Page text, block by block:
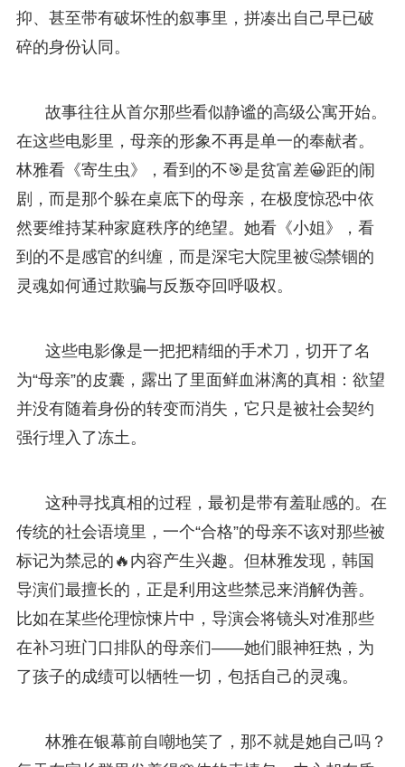
抑、甚至带有破坏性的叙事里，拼凑出自己早已破
碎的身份认同。
故事往往从首尔那些看似静谧的高级公寓开始。
在这些电影里，母亲的形象不再是单一的奉献者。
林雅看《寄生虫》，看到的不🎯是贫富差😀距的闹
剧，而是那个躲在桌底下的母亲，在极度惊恐中依
然要维持某种家庭秩序的绝望。她看《小姐》，看
到的不是感官的纠缠，而是深宅大院里被🤔禁锢的
灵魂如何通过欺骗与反叛夺回呼吸权。
这些电影像是一把把精细的手术刀，切开了名
为“母亲”的皮囊，露出了里面鲜血淋漓的真相：欲望
并没有随着身份的转变而消失，它只是被社会契约
强行埋入了冻土。
这种寻找真相的过程，最初是带有羞耻感的。在
传统的社会语境里，一个“合格”的母亲不该对那些被
标记为禁忌的🔥内容产生兴趣。但林雅发现，韩国
导演们最擅长的，正是利用这些禁忌来消解伪善。
比如在某些伦理惊悚片中，导演会将镜头对准那些
在补习班门口排队的母亲们——她们眼神狂热，为
了孩子的成绩可以牺牲一切，包括自己的灵魂。
林雅在银幕前自嘲地笑了，那不就是她自己吗？